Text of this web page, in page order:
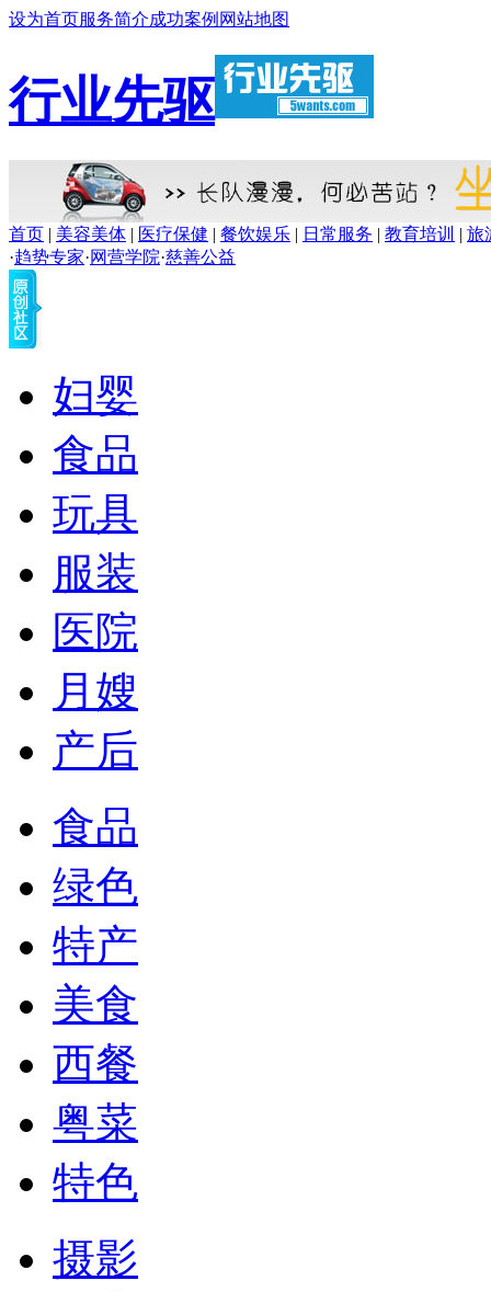
设为首页服务简介成功案例 网站地图
行业先驱
首页 | 美容美体 | 医疗保健 | 餐饮娱乐 | 日常服务 | 教育培训 | 旅
·趋势专家·网营学院·慈善公益
妇婴
食品
玩具
服装
医院
月嫂
产后
食品
绿色
特产
美食
西餐
粤菜
特色
摄影